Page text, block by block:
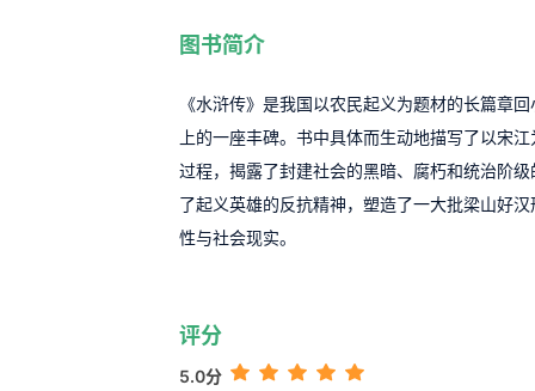
图书简介
《水浒传》是我国以农民起义为题材的长篇章
上的一座丰碑。书中具体而生动地描写了以宋
过程，揭露了封建社会的黑暗、腐朽和统治阶
了起义英雄的反抗精神，塑造了一大批梁山好
性与社会现实。
评分
5.0分